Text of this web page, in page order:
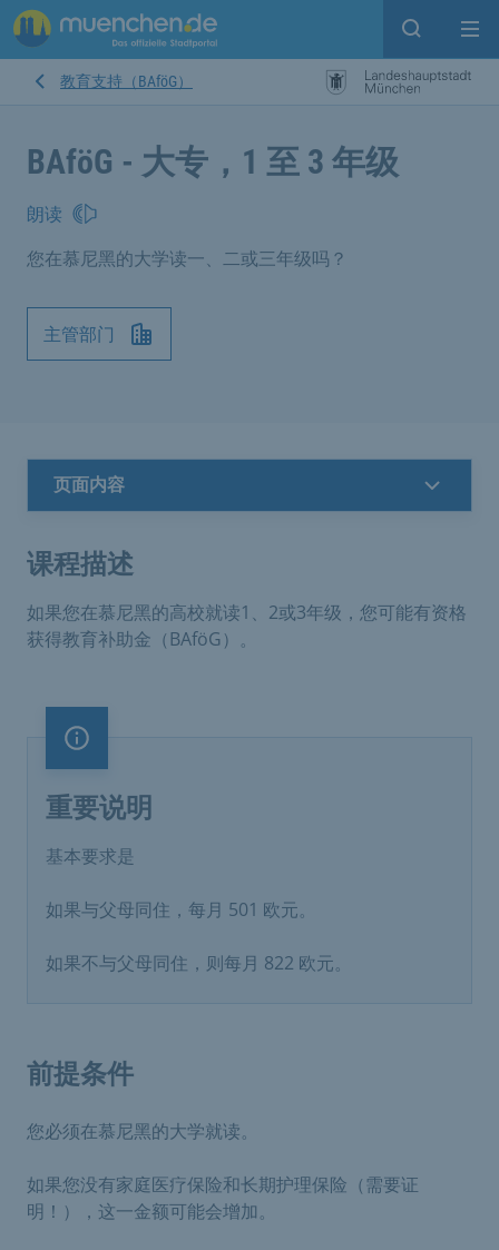
Open
教育支持（BAföG）
BAföG - 大专，1 至 3 年级
朗读
您在慕尼黑的大学读一、二或三年级吗？
主管部门
页面内容
课程描述
如果您在慕尼黑的高校就读1、2或3年级，您可能有资格
获得教育补助金（BAföG）。
重要说明
重要说明
基本要求是
如果与父母同住，每月 501 欧元。
如果不与父母同住，则每月 822 欧元。
前提条件
您必须在慕尼黑的大学就读。
如果您没有家庭医疗保险和长期护理保险（需要证
明！），这一金额可能会增加。